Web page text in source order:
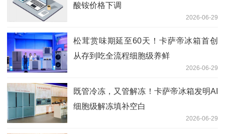
酸铵价格下调
2026-06-29
松茸赏味期延至60天！卡萨帝冰箱首创
从存到吃全流程细胞级养鲜
2026-06-29
既管冷冻，又管解冻！卡萨帝冰箱发明AI
细胞级解冻填补空白
2026-06-29